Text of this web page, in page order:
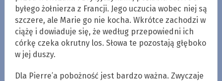
byłego żołnierza z Francji. Jego uczucia wobec niej są
szczere, ale Marie go nie kocha. Wkrótce zachodzi w
ciążę i dowiaduje się, że według przepowiedni ich
córkę czeka okrutny los. Słowa te pozostają głęboko
w jej duszy.
Dla Pierre’a pobożność jest bardzo ważna. Zwyczaje